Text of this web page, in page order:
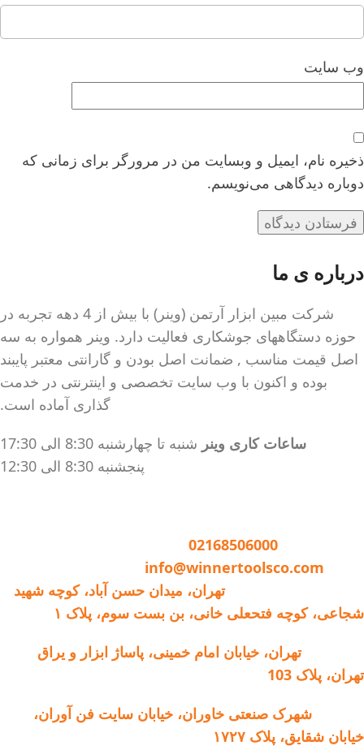
وب‌ سایت
ذخیره نام، ایمیل و وبسایت من در مرورگر برای زمانی که
دوباره دیدگاهی می‌نویسم.
درباره ی ما
شرکت مبین ابزار آرتمن (وینر) با بیش از 4 دهه تجربه در
حوزه دستگاههای جوشکاری فعالیت دارد. وینر همواره به سه
اصل قیمت مناسب , ضمانت اصل بودن و گارانتی معتبر پایبند
بوده و اکنون با وب سایت تخصصی و اینترنتی در خدمت
گذاری آماده است.
ساعات کاری وینر شنبه تا چهارشنبه 8:30 الی 17:30
پنجشنبه 8:30 الی 12:30
02168506000
info@winnertoolsco.com
تهران، میدان حسن آباد، کوچه شهید
شجاعی، کوچه فتحعلی خانی، بن بست سوم، پلاک ۱
تهران، خیابان امام خمینی، پاساژ ابزار و یراق
تهران، پلاک 103
شهرک صنعتی خاوران، خیابان سایت فن آوران،
خیابان شقایق، پلاک ۱۷۲۷